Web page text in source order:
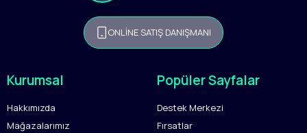
ONLİNE SATIŞ DANIŞMANI
Kurumsal
Hakkımızda
Mağazalarımız
Popüler Sayfalar
Destek Merkezi
Fırsatlar